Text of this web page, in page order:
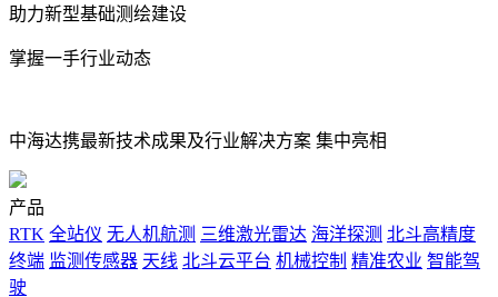
助力新型基础测绘建设
掌握一手行业动态
中海达携最新技术成果及行业解决方案 集中亮相
产品
RTK 全站仪 无人机航测 三维激光雷达 海洋探测 北斗高精度
终端 监测传感器 天线 北斗云平台 机械控制 精准农业 智能驾
驶